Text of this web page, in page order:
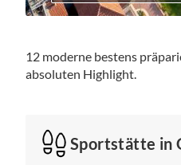
der
Bildgalerie
12 moderne bestens
absoluten Highlight.
Sportstätte in